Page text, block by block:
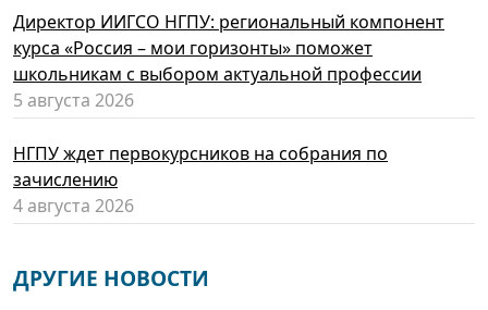
Директор ИИГСО НГПУ: региональный компонент
курса «Россия – мои горизонты» поможет
школьникам с выбором актуальной профессии
5 августа 2026
НГПУ ждет первокурсников на собрания по
зачислению
4 августа 2026
ДРУГИЕ НОВОСТИ